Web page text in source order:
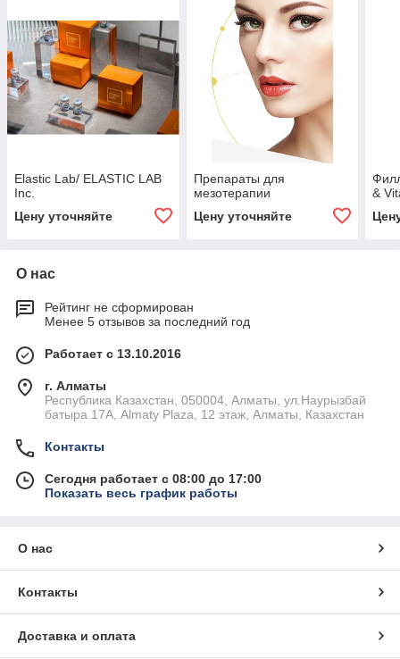
Elastic Lab/ ELASTIC LAB
Inc.
Цену уточняйте
Препараты для
мезотерапии
Цену уточняйте
&
О нас
Рейтинг не сформирован
Менее 5 отзывов за последний год
Работает с 13.10.2016
г. Алматы
Республика Казахстан, 050004, Алматы, ул.Наурызбай
батыра 17А, Almaty Plaza, 12 этаж, Алматы, Казахстан
Контакты
Сегодня работает с 08:00 до 17:00
Показать весь график работы
О нас
Контакты
Доставка и оплата